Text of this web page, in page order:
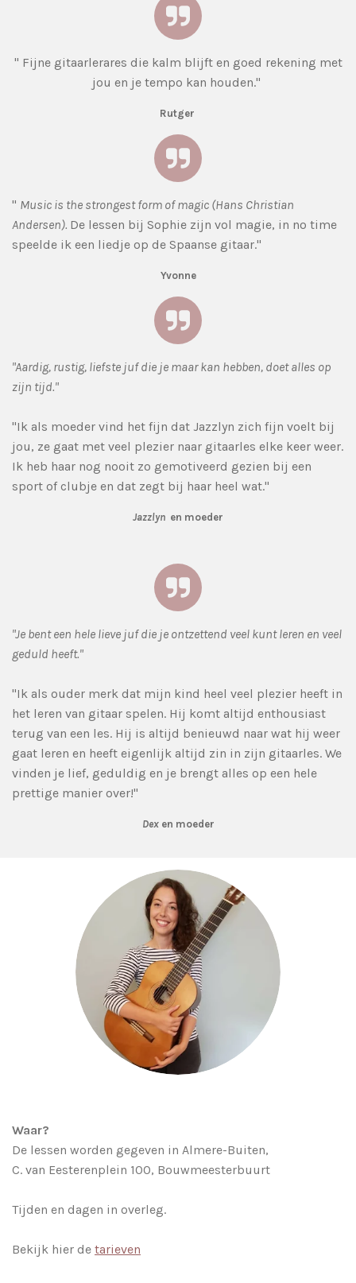
" Fijne gitaarlerares die kalm blijft en goed rekening met
jou en je tempo kan houden."
Rutger
" Music is the strongest form of magic (Hans Christian
Andersen). De lessen bij Sophie zijn vol magie, in no time
speelde ik een liedje op de Spaanse gitaar."
Yvonne
"Aardig, rustig, liefste juf die je maar kan hebben, doet alles op
zijn tijd."
"Ik als moeder vind het fijn dat Jazzlyn zich fijn voelt bij
jou, ze gaat met veel plezier naar gitaarles elke keer weer.
Ik heb haar nog nooit zo gemotiveerd gezien bij een
sport of clubje en dat zegt bij haar heel wat."
Jazzlyn en moeder
"Je bent een hele lieve juf die je ontzettend veel kunt leren en veel
geduld heeft."
"Ik als ouder merk dat mijn kind heel veel plezier heeft in
het leren van gitaar spelen. Hij komt altijd enthousiast
terug van een les. Hij is altijd benieuwd naar wat hij weer
gaat leren en heeft eigenlijk altijd zin in zijn gitaarles. We
vinden je lief, geduldig en je brengt alles op een hele
prettige manier over!"
Dexen moeder
Waar?
De lessen worden gegeven in Almere-Buiten,
C. van Eesterenplein 100, Bouwmeesterbuurt
Tijden en dagen in overleg.
Bekijk hier de tarieven